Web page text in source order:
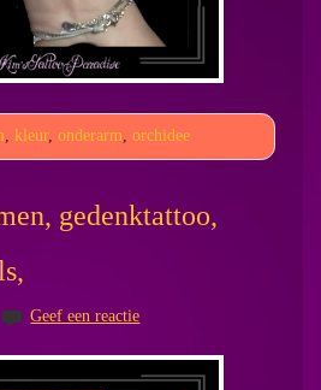
kleur, onderarm orchidee
gedenktattoo,
Geef een reactie